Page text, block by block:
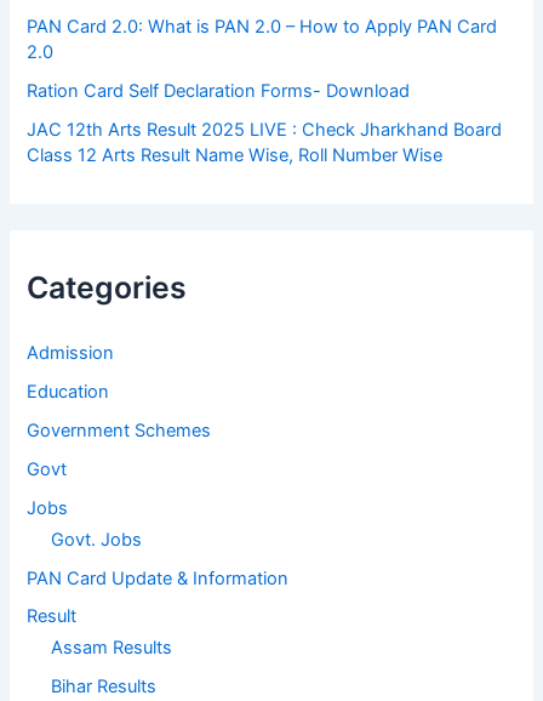
PAN Card 2.0: What is PAN 2.0 – How to Apply PAN Card
2.0
Ration Card Self Declaration Forms- Download
JAC 12th Arts Result 2025 LIVE : Check Jharkhand Board
Class 12 Arts Result Name Wise, Roll Number Wise
Categories
Admission
Education
Government Schemes
Govt
Jobs
Govt. Jobs
PAN Card Update & Information
Result
Assam Results
Bihar Results